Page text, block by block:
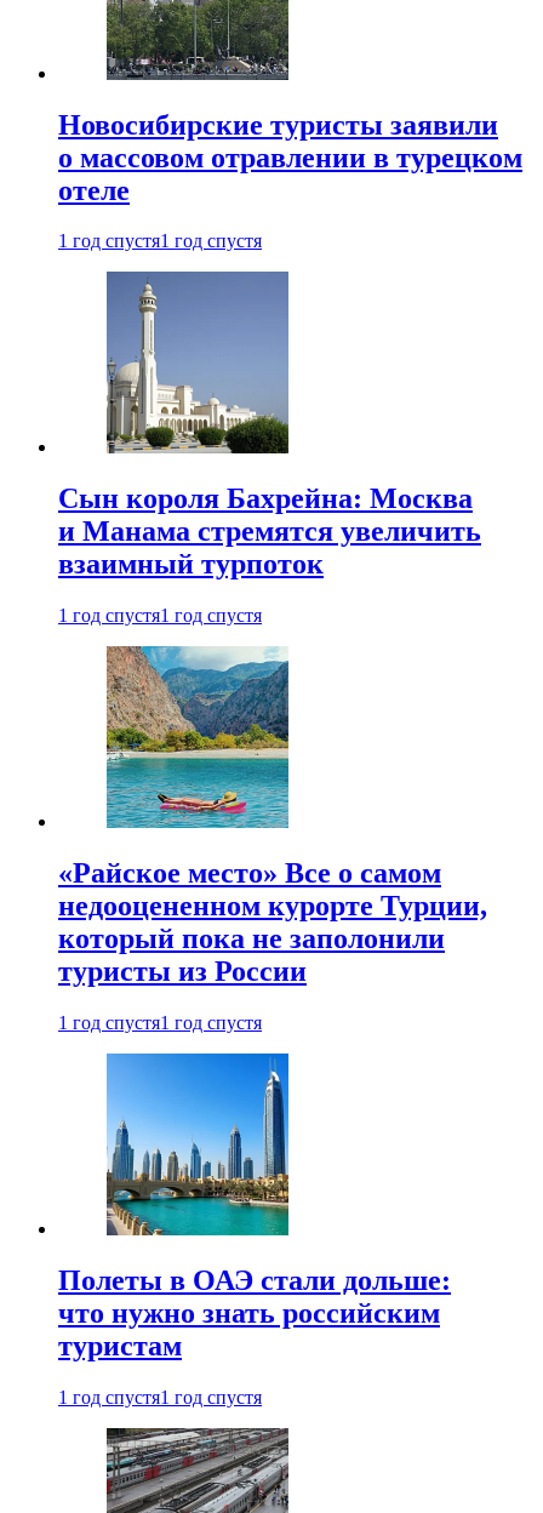
Новосибирские туристы заявили
о массовом отравлении в турецком
отеле
1 год спустя1 год спустя
Сын короля Бахрейна: Москва
и Манама стремятся увеличить
взаимный турпоток
1 год спустя1 год спустя
«Райское место» Все о самом
недооцененном курорте Турции,
который пока не заполонили
туристы из России
1 год спустя1 год спустя
Полеты в ОАЭ стали дольше:
что нужно знать российским
туристам
1 год спустя1 год спустя